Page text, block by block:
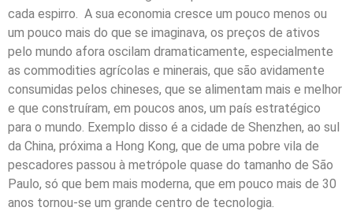
cada espirro. A sua economia cresce um pouco menos ou
um pouco mais do que se imaginava, os preços de ativos
pelo mundo afora oscilam dramaticamente, especialmente
as commodities agrícolas e minerais, que são avidamente
consumidas pelos chineses, que se alimentam mais e melhor
e que construíram, em poucos anos, um país estratégico
para o mundo. Exemplo disso é a cidade de Shenzhen, ao sul
da China, próxima a Hong Kong, que de uma pobre vila de
pescadores passou à metrópole quase do tamanho de São
Paulo, só que bem mais moderna, que em pouco mais de 30
anos tornou-se um grande centro de tecnologia.